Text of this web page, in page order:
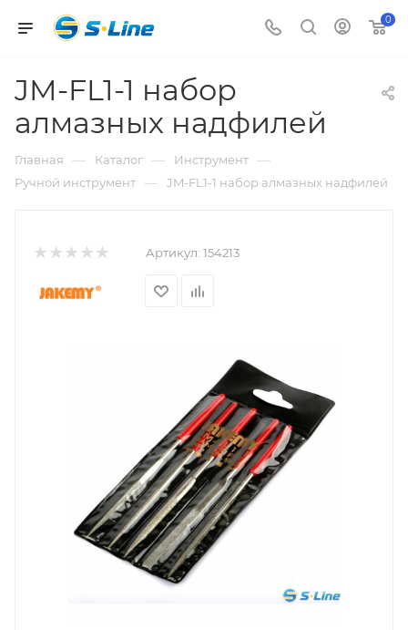
0
JM-FL1-1 набор
алмазных надфилей
Главная — Каталог — Инструмент —
Ручной инструмент — JM-FL1-1 набор алмазных надфилей
Артикул: 154213